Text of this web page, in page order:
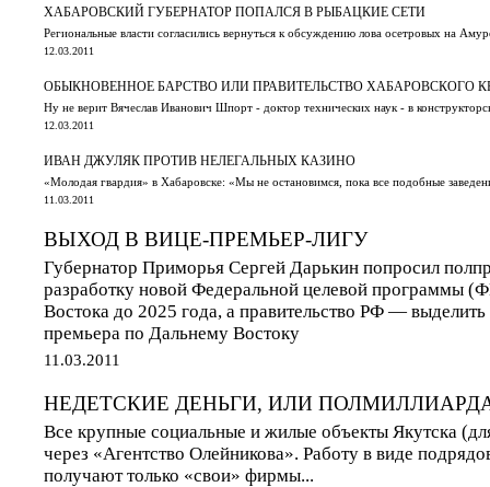
ХАБАРОВСКИЙ ГУБЕРНАТОР ПОПАЛСЯ В РЫБАЦКИЕ СЕТИ
Региональные власти согласились вернуться к обсуждению лова осетровых на
12.03.2011
ОБЫКНОВЕННОЕ БАРСТВО ИЛИ ПРАВИТЕЛЬСТВО ХАБАРОВСКОГО
Ну не верит Вячеслав Иванович Шпорт - доктор технических наук - в
12.03.2011
ИВАН ДЖУЛЯК ПРОТИВ НЕЛЕГАЛЬНЫХ КАЗИНО
«Молодая гвардия» в Хабаровске: «Мы не остановимся, пока все подобные
11.03.2011
ВЫХОД В ВИЦЕ-ПРЕМЬЕР-ЛИГУ
Губернатор Приморья Сергей Дарькин попросил
разработку новой Федеральной целевой программы
Востока до 2025 года, а правительство РФ — выделить
премьера по Дальнему Востоку
11.03.2011
НЕДЕТСКИЕ ДЕНЬГИ, ИЛИ
Все крупные социальные и жилые объекты Якутска
через «Агентство Олейникова». Работу в виде
получают только «свои» фирмы...